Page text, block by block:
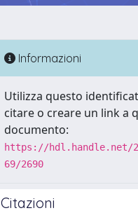
Informazioni
Utilizza questo
citare o creare un link a
documento:
https://hdl.handle.net/
69/2690
Citazioni